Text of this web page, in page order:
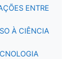
ENTRE
À CIÊNCIA